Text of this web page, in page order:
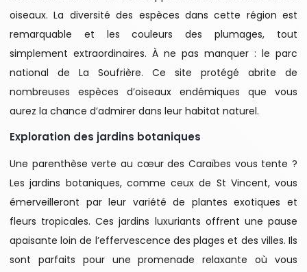
oiseaux. La diversité des espèces dans cette région est
remarquable et les couleurs des plumages, tout
simplement extraordinaires. À ne pas manquer : le parc
national de La Soufrière. Ce site protégé abrite de
nombreuses espèces d’oiseaux endémiques que vous
aurez la chance d’admirer dans leur habitat naturel.
Exploration des jardins botaniques
Une parenthèse verte au cœur des Caraïbes vous tente ?
Les jardins botaniques, comme ceux de St Vincent, vous
émerveilleront par leur variété de plantes exotiques et
fleurs tropicales. Ces jardins luxuriants offrent une pause
apaisante loin de l’effervescence des plages et des villes. Ils
sont parfaits pour une promenade relaxante où vous